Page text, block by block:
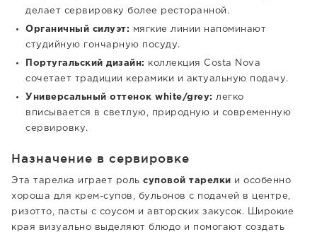
делает сервировку более ресторанной.
Органичный силуэт: мягкие линии напоминают
студийную гончарную посуду.
Португальский дизайн:
коллекция Costa Nova
сочетает традиции керамики и актуальную подачу.
Универсальный оттенок white/grey:
легко
вписывается в светлую, природную и современную
сервировку.
Назначение в сервировке
Эта тарелка играет роль суповой тарелки и особенно
хороша для крем-супов, бульонов с подачей в центре,
ризотто, пасты с соусом и авторских закусок. Широкие
края визуально выделяют блюдо и помогают создать